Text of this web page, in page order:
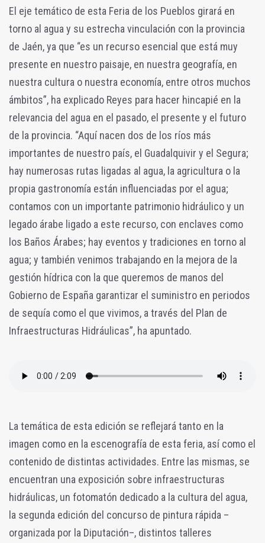
El eje temático de esta Feria de los Pueblos girará en
torno al agua y su estrecha vinculación con la provincia
de Jaén, ya que “es un recurso esencial que está muy
presente en nuestro paisaje, en nuestra geografía, en
nuestra cultura o nuestra economía, entre otros muchos
ámbitos”, ha explicado Reyes para hacer hincapié en la
relevancia del agua en el pasado, el presente y el futuro
de la provincia. “Aquí nacen dos de los ríos más
importantes de nuestro país, el Guadalquivir y el Segura;
hay numerosas rutas ligadas al agua, la agricultura o la
propia gastronomía están influenciadas por el agua;
contamos con un importante patrimonio hidráulico y un
legado árabe ligado a este recurso, con enclaves como
los Baños Árabes; hay eventos y tradiciones en torno al
agua; y también venimos trabajando en la mejora de la
gestión hídrica con la que queremos de manos del
Gobierno de España garantizar el suministro en periodos
de sequía como el que vivimos, a través del Plan de
Infraestructuras Hidráulicas”, ha apuntado.
La temática de esta edición se reflejará tanto en la
imagen como en la escenografía de esta feria, así como el
contenido de distintas actividades. Entre las mismas, se
encuentran una exposición sobre infraestructuras
hidráulicas, un fotomatón dedicado a la cultura del agua,
la segunda edición del concurso de pintura rápida –
organizada por la Diputación–, distintos talleres